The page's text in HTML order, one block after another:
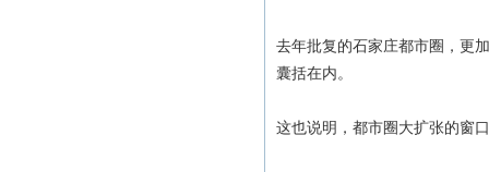
去年批复的石家庄都市圈，更
囊括在内。
这也说明，都市圈大扩张的窗